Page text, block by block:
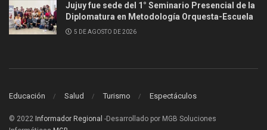
Jujuy fue sede del 1° Seminario Presencial de la
Diplomatura en Metodología Orquesta-Escuela
5 DE AGOSTO DE 2026
Educación Salud Turismo Espectáculos
© 2022 Informador Regional -Desarrollado por MGB Soluciones